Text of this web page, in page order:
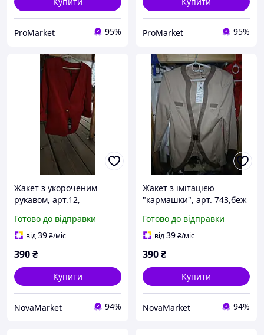
ProMarket 95% ProMarket 95%
Жакет з укороченим
рукавом, арт.12,
Готово до відправки
від39₴/міс
390₴
Купити
NovaMarket 94%
Жакет з імітацією
"кармашки", арт. 743,беж
Готово до відправки
від39₴/міс
390₴
Купити
NovaMarket 94%